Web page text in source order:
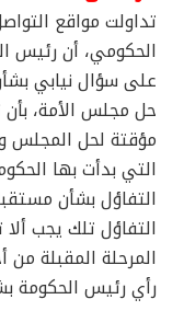
تداولت مواقع
الحكومي، أن رئيس
على سؤال نيابي
حل مجلس الأمة،
مؤقتة لحل المجلس
التي بدأت بها
التفاؤل بشأن
التفاؤل تلك يجب
المرحلة المقبلة
رأي رئيس الحكومة